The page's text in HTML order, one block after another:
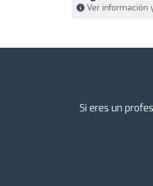
Ver información
Si eres un